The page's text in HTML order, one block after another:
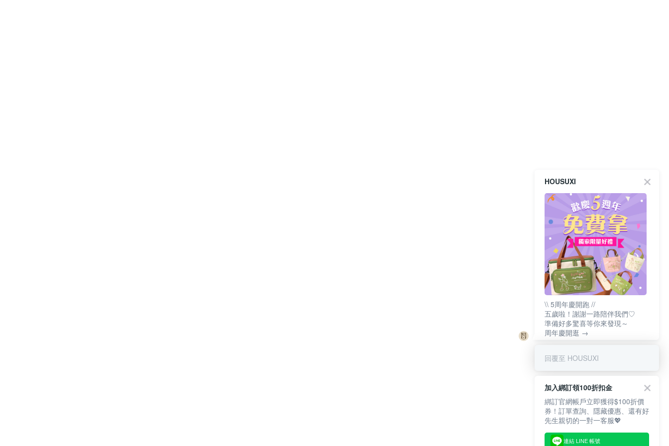
HOUSUXI
\\ 5周年慶開跑 //
五歲啦！謝謝一路陪伴我們♡
準備好多驚喜等你來發現～
周年慶開逛 →
回覆至 HOUSUXI
加入綁訂領100折扣金
綁訂官網帳戶立即獲得$100折價
券！訂單查詢、隱藏優惠、還有好
先生親切的一對一客服💖
連結 LINE 帳號